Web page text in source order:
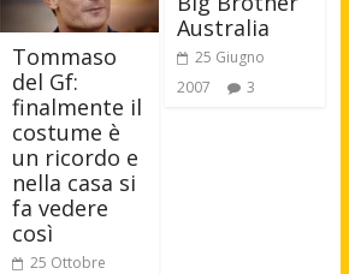
Tommaso
del Gf:
finalmente il
costume è
un ricordo e
nella casa si
fa vedere
così
25 Ottobre
Australia
25 Giugno
2007
3